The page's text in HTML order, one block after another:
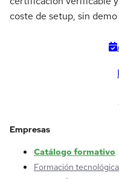
coste de setup, sin
Empresas
Catálogo formativo
Formación tecnológica